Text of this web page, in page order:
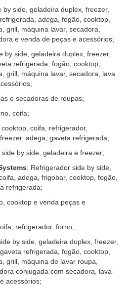
by side, geladeira duplex, freezer,
adega, fogão, cooktop,
grill, máquina lavar, secadora,
e venda de peças e acessórios;
by side, geladeira duplex, freezer,
refrigerada, fogão, cooktop,
grill, máquina lavar, secadora, lava
e secadoras de roupas;
coifa;
coifa, refrigerador,
adega, gaveta refrigerada;
by side, geladeira e freezer;
: Refrigerador side by side,
adega, frigobar, cooktop, fogão,
refrigerada;
cooktop e venda peças e
refrigerador, forno;
by side, geladeira duplex, freezer,
refrigerada, fogão, cooktop,
grill, máquina de lavar roupa,
conjugada com secadora, lava-
acessórios;